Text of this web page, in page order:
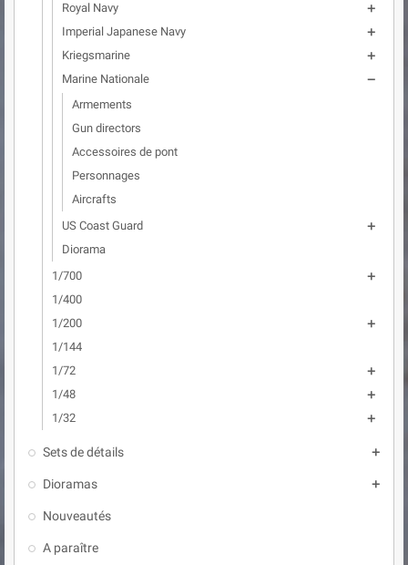
Royal Navy 
Imperial Japanese Navy 
Kriegsmarine 
Marine Nationale 
Armements
Gun directors
Accessoires de pont
Personnages
Aircrafts
US Coast Guard

Diorama
1/700

1/400
1/200

1/144
1/72

1/48 
1/32 
Sets de détails 
Dioramas 
Nouveautés
A paraître